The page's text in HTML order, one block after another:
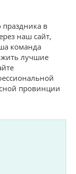
в
наш сайт,
команда
лучшие
провинции